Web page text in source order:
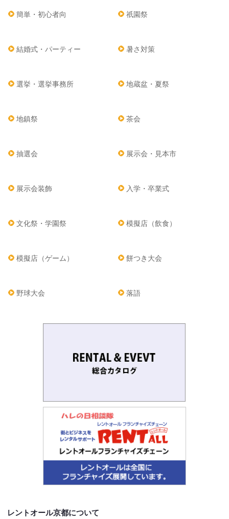
簡単・初心者向 祇園祭
結婚式・パーティー 暑さ対策
選挙・選挙事務所 地蔵盆・夏祭
地鎮祭 茶会
抽選会 展示会・見本市
展示会装飾 入学・卒業式
文化祭・学園祭 模擬店（飲食）
模擬店（ゲーム） 餅つき大会
野球大会 落語
レントオール京都について